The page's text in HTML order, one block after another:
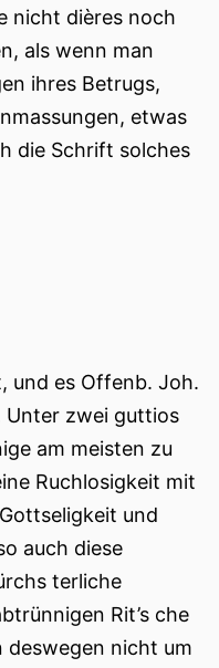
nicht dières noch
als wenn man
ihres Betrugs,
etwas
die Schrift solches
und es Offenb. Joh.
Unter zwei guttios
am meisten zu
Ruchlosigkeit mit
und
auch diese
terliche
Rit’s che
nicht um